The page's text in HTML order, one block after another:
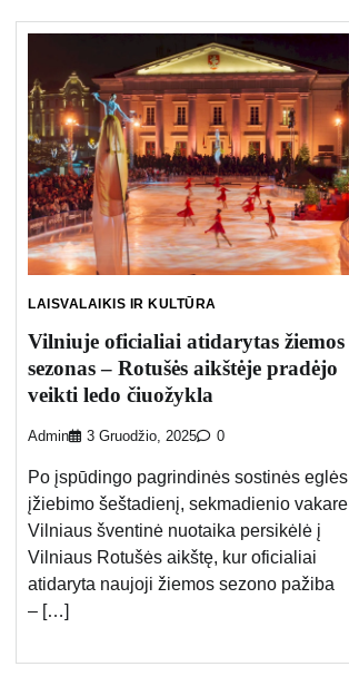
LAISVALAIKIS IR KULTŪRA
Vilniuje oficialiai atidarytas žiemos
sezonas – Rotušės aikštėje pradėjo
veikti ledo čiuožykla
Admin 3 Gruodžio, 2025 0
Po įspūdingo pagrindinės sostinės eglės
įžiebimo šeštadienį, sekmadienio vakare
Vilniaus šventinė nuotaika persikėlė į
Vilniaus Rotušės aikštę, kur oficialiai
atidaryta naujoji žiemos sezono pažiba
– […]